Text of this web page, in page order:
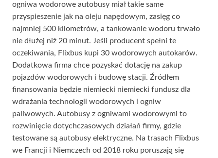
ogniwa wodorowe autobusy miał takie same
przyspieszenie jak na oleju napędowym, zasięg co
najmniej 500 kilometrów, a tankowanie wodoru trwało
nie dłużej niż 20 minut. Jeśli producent spełni te
oczekiwania, Flixbus kupi 30 wodorowych autokarów.
Dodatkowa firma chce pozyskać dotację na zakup
pojazdów wodorowych i budowę stacji. Źródłem
finansowania będzie niemiecki niemiecki fundusz dla
wdrażania technologii wodorowych i ogniw
paliwowych. Autobusy z ogniwami wodorowymi to
rozwinięcie dotychczasowych działań firmy, gdzie
testowane są autobusy elektryczne. Na trasach Flixbus
we Francji i Niemczech od 2018 roku poruszają się